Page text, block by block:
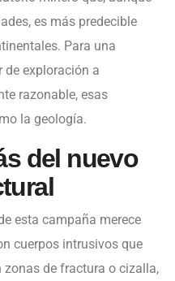
es más predecible
Para una
de exploración a
razonable, esas
la geología.
del nuevo
esta campaña merece
cuerpos intrusivos que
de fractura o cizalla,